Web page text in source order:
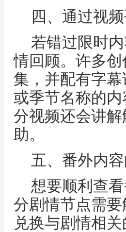
四、通过视
若错过限时
情回顾。许多
集，并配有字
或季节名称的
分视频还会讲
助。
五、番外内
想要顺利查
分剧情节点需
兑换与剧情相